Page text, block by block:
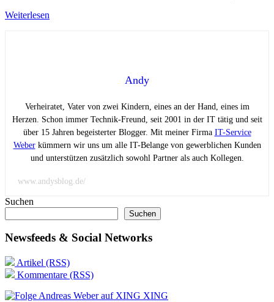
Weiterlesen
Andy
Verheiratet, Vater von zwei Kindern, eines an der Hand, eines im
Herzen. Schon immer Technik-Freund, seit 2001 in der IT tätig und seit
über 15 Jahren begeisterter Blogger. Mit meiner Firma IT-Service
Weberkümmern wir uns um alle IT-Belange von gewerblichen Kunden
und unterstützen zusätzlich sowohl Partner als auch Kollegen.
www.andysblog.de/
Suchen
Suchen
Newsfeeds & Social Networks
Artikel (RSS)
Kommentare (RSS)
XING